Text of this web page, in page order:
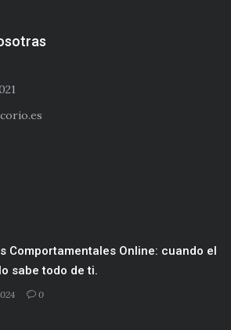
Comportamentales Online: cuando el
sabe todo de ti.
0